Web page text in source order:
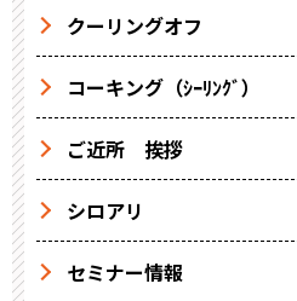
クーリングオフ
コーキング（ｼｰﾘﾝｸﾞ）
ご近所 挨拶
シロアリ
セミナー情報